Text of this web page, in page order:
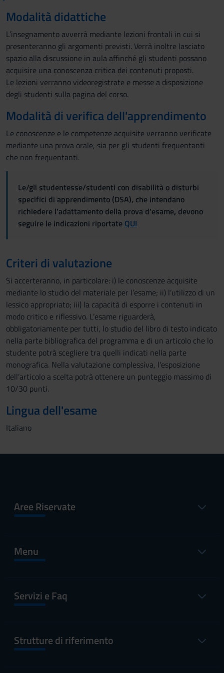
Modalità didattiche
L’insegnamento avverrà mediante lezioni frontali in cui si
presenteranno gli argomenti previsti. Verrà inoltre lasciato
spazio alla discussione in aula affinché gli studenti possano
acquisire una conoscenza critica dei contenuti proposti.
Le lezioni verranno videoregistrate e messe a disposizione
degli studenti sulla pagina del corso.
Modalità di verifica dell'apprendimento
Le conoscenze e le competenze acquisite verranno verificate
mediante una prova orale, sia per gli studenti frequentanti
che non frequentanti.
Le/gli studentesse/studenti con disabilità o disturbi
specifici di apprendimento (DSA), che intendano
richiedere l'adattamento della prova d'esame, devono
seguire le indicazioni riportate QUI
Criteri di valutazione
Si accerteranno, in particolare: i) le conoscenze acquisite
mediante lo studio del materiale per l’esame; ii) l’utilizzo di un
lessico appropriato; iii) la capacità di esporre i contenuti in
modo critico e riflessivo. L’esame riguarderà,
obbligatoriamente per tutti, lo studio del libro di testo indicato
nella parte bibliografica del programma e di un articolo che lo
studente potrà scegliere tra quelli indicati nella parte
monografica. Nella valutazione complessiva, l’esposizione
dell’articolo a scelta potrà ottenere un punteggio massimo di
10/30 punti.
Lingua dell'esame
Italiano
Aree Riservate
Menu
Servizi e Faq
Strutture di riferimento